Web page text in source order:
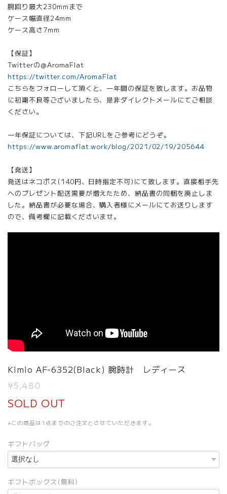
腕回り最大230mmまで
ケース幅直径24mm
ケース高さ7mm
【保証】
Twitterの@AromaFlat
https://twitter.com/AromaFlat
こちらをフォローして頂くと、一年間の保証を致します。お品物
に初期不良等ございましたら、是非ダイレクトメールにてご相談
ください。
一年保証については、下記URLをご参考にどうぞ。
https://www.aromaflat.work/blog/2021/02/19/205644
【発送】
発送はネコポス(140円、日時指定不可)にて致します。直接相手先
へのプレゼント配送需要が増えたため、納品書の同梱を廃止しま
した。納品書が必要な場合、購入者様にメールにてお送りします
ので、備考欄に記載くださいませ。
Kimio AF-6352(Black) 腕時計 レディース
¥5,480
SOLD OUT
※この商品は1点までのご注文とさせていただきます。
ギフトバッグ
ギフトボックス(無料)